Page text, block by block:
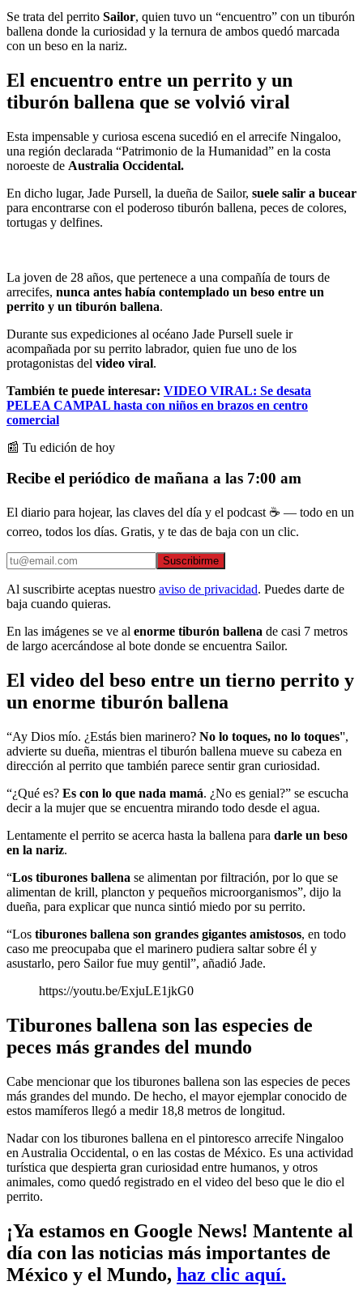
Se trata del perrito Sailor, quien tuvo un “encuentro” con un tiburón
ballena donde la curiosidad y la ternura de ambos quedó marcada
con un beso en la nariz.
El encuentro entre un perrito y un
tiburón ballena que se volvió viral
Esta impensable y curiosa escena sucedió en el arrecife Ningaloo,
una región declarada “Patrimonio de la Humanidad” en la costa
noroeste de Australia Occidental.
En dicho lugar, Jade Pursell, la dueña de Sailor, suele salir a bucear
para encontrarse con el poderoso tiburón ballena, peces de colores,
tortugas y delfines.
La joven de 28 años, que pertenece a una compañía de tours de
arrecifes, nunca antes había contemplado un beso entre un
perrito y un tiburón ballena.
Durante sus expediciones al océano Jade Pursell suele ir
acompañada por su perrito labrador, quien fue uno de los
protagonistas del video viral.
También te puede interesar: VIDEO VIRAL: Se desata
PELEA CAMPAL hasta con niños en brazos en centro
comercial
📰 Tu edición de hoy
Recibe el periódico de mañana a las 7:00 am
El diario para hojear, las claves del día y el podcast ☕ — todo en un
correo, todos los días. Gratis, y te das de baja con un clic.
Suscribirme
Al suscribirte aceptas nuestro aviso de privacidad. Puedes darte de
baja cuando quieras.
En las imágenes se ve al enorme tiburón ballena de casi 7 metros
de largo acercándose al bote donde se encuentra Sailor.
El video del beso entre un tierno perrito y
un enorme tiburón ballena
“Ay Dios mío. ¿Estás bien marinero? No lo toques, no lo toques'',
advierte su dueña, mientras el tiburón ballena mueve su cabeza en
dirección al perrito que también parece sentir gran curiosidad.
“¿Qué es? Es con lo que nada mamá. ¿No es genial?” se escucha
decir a la mujer que se encuentra mirando todo desde el agua.
Lentamente el perrito se acerca hasta la ballena para darle un beso
en la nariz.
“Los tiburones ballena se alimentan por filtración, por lo que se
alimentan de krill, plancton y pequeños microorganismos”, dijo la
dueña, para explicar que nunca sintió miedo por su perrito.
“Los tiburones ballena son grandes gigantes amistosos, en todo
caso me preocupaba que el marinero pudiera saltar sobre él y
asustarlo, pero Sailor fue muy gentil”, añadió Jade.
https://youtu.be/ExjuLE1jkG0
Tiburones ballena son las especies de
peces más grandes del mundo
Cabe mencionar que los tiburones ballena son las especies de peces
más grandes del mundo. De hecho, el mayor ejemplar conocido de
estos mamíferos llegó a medir 18,8 metros de longitud.
Nadar con los tiburones ballena en el pintoresco arrecife Ningaloo
en Australia Occidental, o en las costas de México. Es una actividad
turística que despierta gran curiosidad entre humanos, y otros
animales, como quedó registrado en el video del beso que le dio el
perrito.
¡Ya estamos en Google News! Mantente al
día con las noticias más importantes de
México y el Mundo, haz clic aquí.